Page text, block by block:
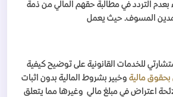
بعدم التردد في مطالبة حقهم المالي من ذمة
المسوف. حيث يعمل
للخدمات القانونية على توضيح كيفية
بحقوق مالية وخبير بشروط المالية بدون اثبات
اعتراض في مبلغ مالي وغيرها مما يتعلق